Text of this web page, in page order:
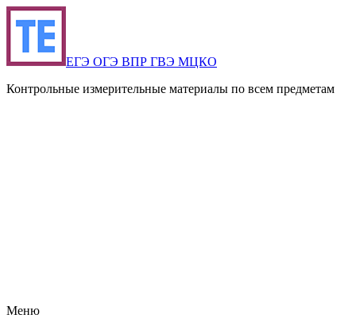
ЕГЭ ОГЭ ВПР ГВЭ МЦКО
Контрольные измерительные материалы по всем предметам
Меню